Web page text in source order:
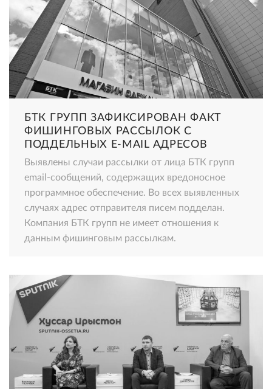
БТК ГРУПП ЗАФИКСИРОВАН ФАКТ
ФИШИНГОВЫХ РАССЫЛОК С
ПОДДЕЛЬНЫХ E-MAIL АДРЕСОВ
Выявлены случаи рассылки от лица БТК групп
email-сообщений, содержащих вредоносное
программное обеспечение. Во всех выявленных
случаях адрес отправителя писем подделан.
Компания БТК групп не имеет отношения к
данным фишинговым рассылкам.